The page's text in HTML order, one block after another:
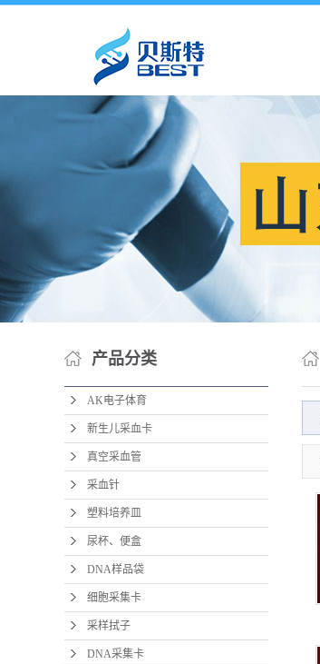
产品分类
AK电子体育
新生儿采血卡
真空采血管
采血针
塑料培养皿
尿杯、便盒
DNA样品袋
细胞采集卡
采样拭子
DNA采集卡